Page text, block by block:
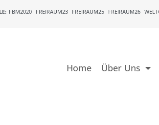
FBM2020 FREIRAUM23 FREIRAUM25 FREIRAUM26
Home Über Uns